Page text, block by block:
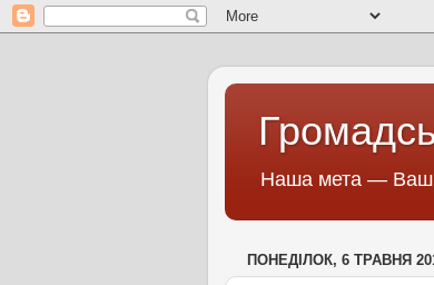
Наша мета — Ваш
ПОНЕДІЛОК, 6 ТРАВНЯ